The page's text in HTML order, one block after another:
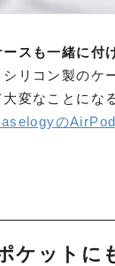
スも一緒に付
シリコン製のケ
変なことにな
の
ケットに